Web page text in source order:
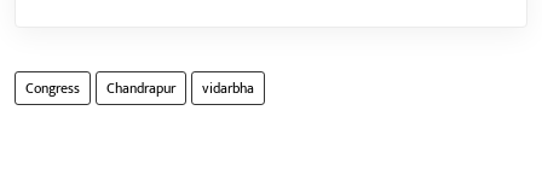
Congress Chandrapur vidarbha